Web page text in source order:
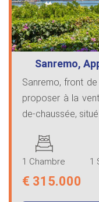
Sanremo,
Sanremo, front
proposer à la
de-chaussée, situé
1 Chambre 1
€ 315.000